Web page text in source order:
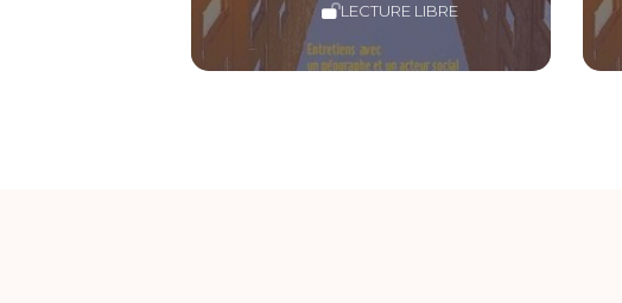
LECTURE LIBRE